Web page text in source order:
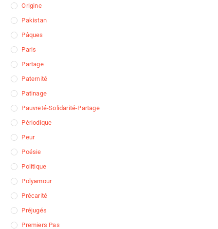
Origine
Pakistan
Pâques
Paris
Partage
Paternité
Patinage
Pauvreté-Solidarité-Partage
Périodique
Peur
Poésie
Politique
Polyamour
Précarité
Préjugés
Premiers Pas